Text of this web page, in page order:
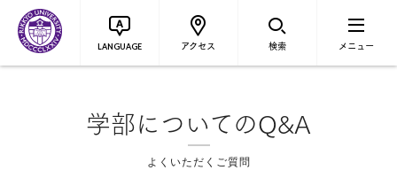
LANGUAGE アクセス 検索 メニュー
学部についてのQ&A
よくいただくご質問